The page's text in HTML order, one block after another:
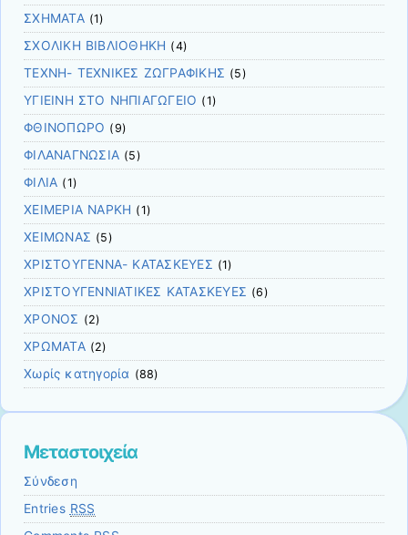
ΣΧΗΜΑΤΑ(1)
ΣΧΟΛΙΚΗ ΒΙΒΛΙΟΘΗΚΗ (4)
ΤΕΧΝΗ- ΤΕΧΝΙΚΕΣ ΖΩΓΡΑΦΙΚΗΣ (5)
ΥΓΙΕΙΝΗ ΣΤΟ ΝΗΠΙΑΓΩΓΕΙΟ (1)
ΦΘΙΝΟΠΩΡΟ (9)
ΦΙΛΑΝΑΓΝΩΣΙΑ (5)
ΦΙΛΙΑ (1)
ΧΕΙΜΕΡΙΑ ΝΑΡΚΗ (1)
ΧΕΙΜΩΝΑΣ (5)
ΧΡΙΣΤΟΥΓΕΝΝΑ- ΚΑΤΑΣΚΕΥΕΣ (1)
ΧΡΙΣΤΟΥΓΕΝΝΙΑΤΙΚΕΣ ΚΑΤΑΣΚΕΥΕΣ (6)
ΧΡΟΝΟΣ (2)
ΧΡΩΜΑΤΑ(2)
Χωρίς κατηγορία (88)
Μεταστοιχεία
Σύνδεση
Entries RSS